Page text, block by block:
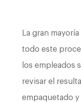
La gran
todo este
los empleados
revisar el
empaquetado y